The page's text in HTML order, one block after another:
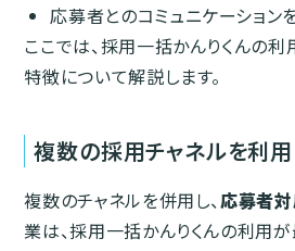
応募者とのコミュニケーション
ここでは、採用一括かんりくんの
特徴について解説します。
複数の採用チャネルを利
複数のチャネルを併用し、応募者
業は、採用一括かんりくんの利用が